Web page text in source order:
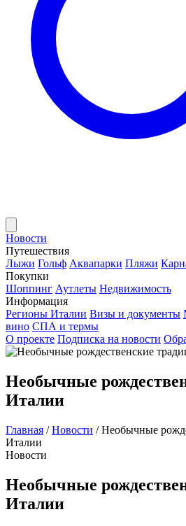
Новости
Путешествия
Лыжи Гольф Аквапарки Пляжи
Покупки
Шоппинг Аутлеты Недвижимость
Информация
Регионы Италии Визы и документы
вино СПА и термы
О проекте Подписка на новости
Необычные
Италии
Главная / Новости / Необычные
Италии
Новости
Необычные
Италии